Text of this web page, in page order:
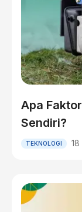
Apa
Sendiri?
TEKNOLOGI